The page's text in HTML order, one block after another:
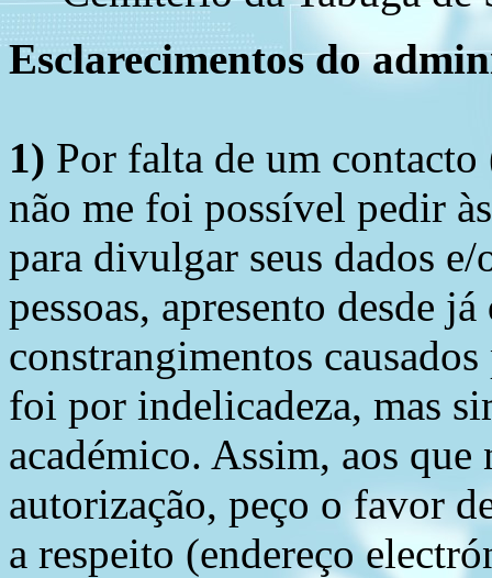
Esclarecimentos do
1) Por falta de um
não me foi possível pedir
para divulgar seus dados
pessoas, apresento desde
constrangimentos
foi por indelicadeza, mas
académico. Assim, aos
autorização, peço o favor
a respeito (endereço